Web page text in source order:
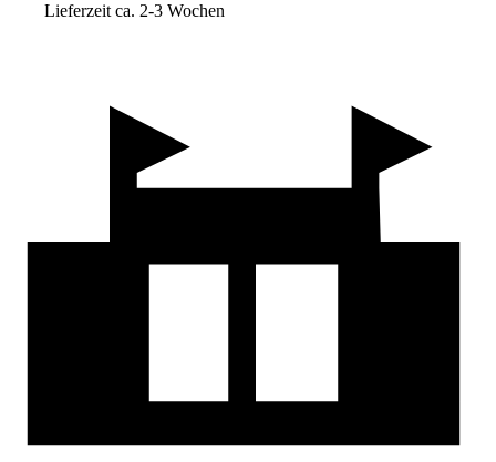
Lieferzeit ca. 2-3 Wochen